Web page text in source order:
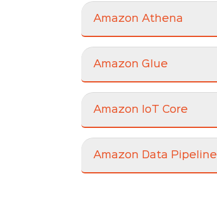
Amazon Athena
Amazon Glue
Amazon IoT Core
Amazon Data Pipeline